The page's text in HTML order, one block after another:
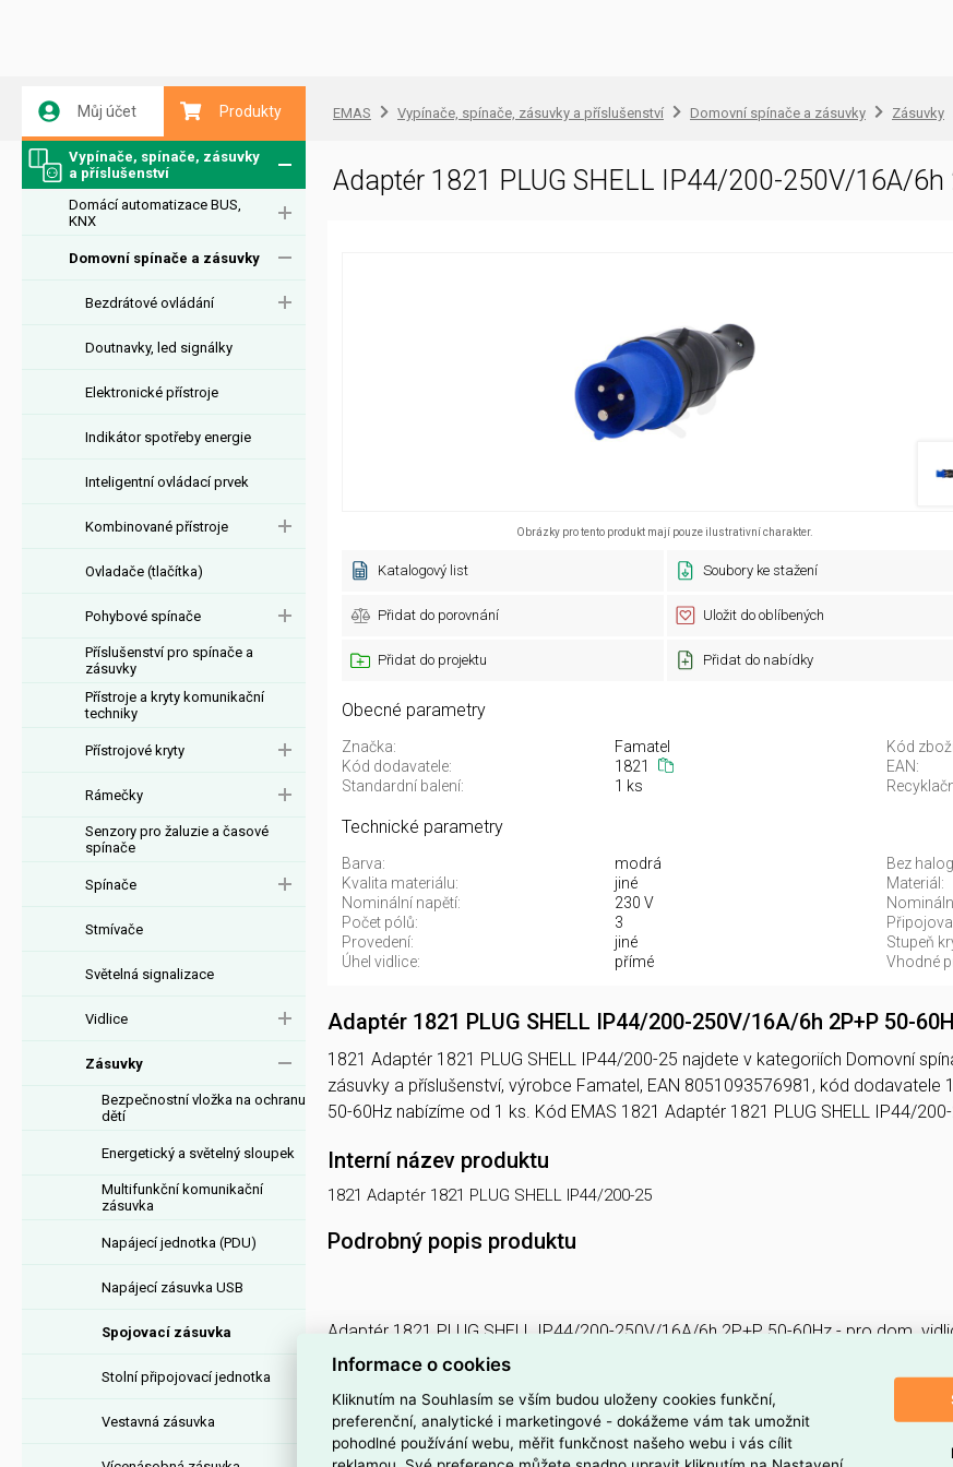
Můj účet Produkty
Vypínače, spínače, zásuvky
a příslušenství
Domácí automatizace BUS,
KNX
Domovní spínače a zásuvky
Bezdrátové ovládání
Doutnavky, led signálky
Elektronické přístroje
Indikátor spotřeby energie
Inteligentní ovládací prvek
Kombinované přístroje
Ovladače (tlačítka)
Pohybové spínače
Příslušenství pro spínače a
zásuvky
Přístroje a kryty komunikační
techniky
Přístrojové kryty
Rámečky
Senzory pro žaluzie a časové
spínače
Spínače
Stmívače
Světelná signalizace
Vidlice
Zásuvky
Bezpečnostní vložka na ochranu
dětí
Energetický a světelný sloupek
Multifunkční komunikační
zásuvka
Napájecí jednotka (PDU)
Napájecí zásuvka USB
Spojovací zásuvka
Stolní připojovací jednotka
Vestavná zásuvka
EMAS Vypínače, spínače, zásuvky a příslušenství Domovní spínače a zásuvky Zásuvky
Adaptér 1821 PLUG SHELL IP44/200-250V/16A/
Obrázky pro tento produkt mají pouze ilustrativní charakter.
Katalogový list Soubory ke stažení
Přidat do porovnání Uložit do oblíbených
Přidat do projektu Přidat do nabídky
Obecné parametry
Značka: Famatel Kód
Kód dodavatele:
1821 EAN:
Standardní balení:
1 ks
Technické parametry
Barva: modrá Bez
Kvalita materiálu:
jiné Materiál:
Nominální napětí:
230 V
Počet pólů:
3
Provedení:
jiné Stupeň
Úhel vidlice:
přímé Vhodné
Adaptér 1821 PLUG SHELL IP44/200-250V/16A/6h 2P+P 50-
1821 Adaptér 1821 PLUG SHELL IP44/200-25 najdete v kategoriích Domovní
zásuvky a příslušenství, výrobce Famatel, EAN 8051093576981, kód
50-60Hz nabízíme od 1 ks. Kód EMAS 1821 Adaptér 1821 PLUG SHELL IP44/
Interní název produktu
1821 Adaptér 1821 PLUG SHELL IP44/200-25
Podrobný popis produktu
Adaptér 1821 PLUG SHELL IP44/200-250V/16A/6h 2P+P 50-60Hz - pro dom.
Adaptér 1821 PLUG SHELL IP44/200-250V/16A/6h 2P+P 50-60Hz - pro domovní
Adaptérem PLUG SHELL slouží ke změně jednoho typu vidlice na jiný. Zvýšení
používá jako dočasné zařízení pro rychlé a jednoduché uzpůsobení napájecích
zásahu nebo výměny vidlice. Jedná se o ideální řešení pro dílny, na stavby, v
Informace o cookies
Kliknutím na Souhlasím se vším budou uloženy cookies funkční,
preferenční, analytické i marketingové - dokážeme vám tak umožnit
pohodlné používání webu, měřit funkčnost našeho webu i vás cílit